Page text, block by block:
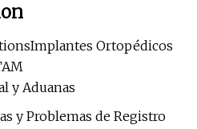
Ortopédicos
y Aduanas
y Problemas de Registro